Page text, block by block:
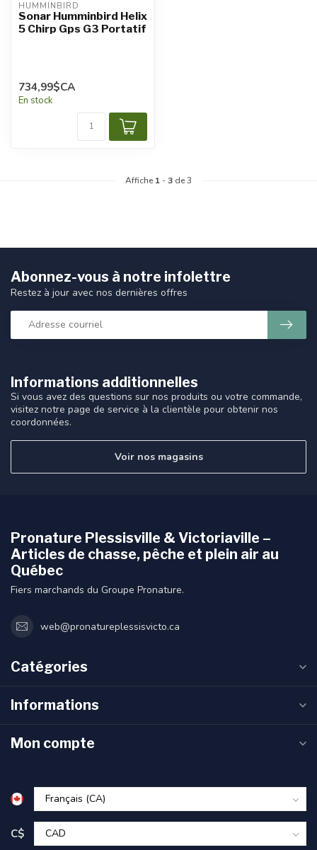
HUMMINBIRD
Sonar Humminbird Helix
5 Chirp Gps G3 Portatif
734,99$CA
En stock
Affiche 1 -3 de 3
Informations additionnelles
Si vous avez des questions sur nos produits ou votre commande,
visitez notre page de service à la clientèle pour obtenir nos
coordonnées.
Voir nos magasins
Abonnez-vous à notre infolettre
Restez à jour avec nos dernières offres
Pronature Plessisville & Victoriaville –
Articles de chasse, pêche et plein air au
Québec
Fiers marchands du Groupe Pronature.
web@pronatureplessisvicto.ca
Catégories
Informations
Mon compte
C$